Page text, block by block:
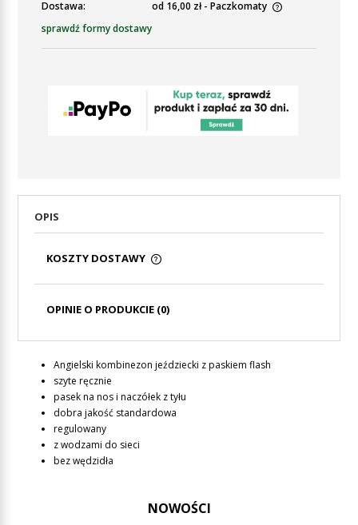
Dostawa:
od 16,00 zł - Paczkomaty
Cena nie zawiera ewentualnych kosztów płatności
sprawdź formy dostawy
OPIS
KOSZTY DOSTAWY
PŁATNOŚCI
OPINIE O PRODUKCIE (0)
Angielski kombinezon jeździecki z paskiem flash
szyte ręcznie
pasek na nos i naczółek z tyłu
dobra jakość standardowa
regulowany
z wodzami do sieci
bez wędzidła
NOWOŚCI